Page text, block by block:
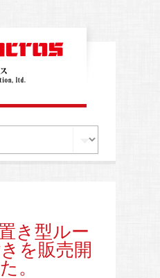
き型ルー
を販売開
。